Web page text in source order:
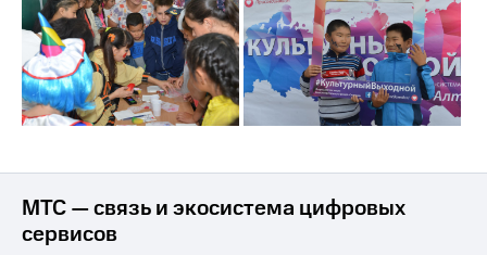
Регистратор
Реквизиты
Контакты
развитие
деловая этика
МТС — связь и экосистема цифровых
сервисов